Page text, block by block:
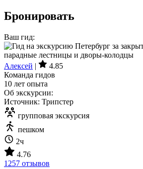
Бронировать
Ваш гид:
Алексей |
4.85
Команда гидов
10 лет опыта
Об экскурсии:
Источник: Трипстер
групповая экскурсия
пешком
2ч
4.76
1257 отзывов